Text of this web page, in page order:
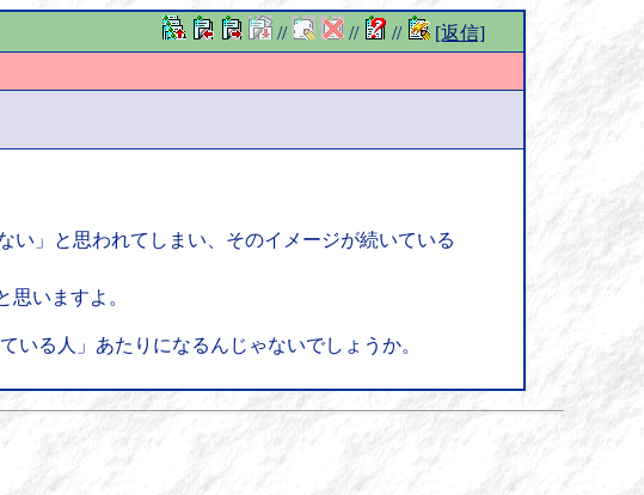
// // // [返信]
」と思われてしまい、そのイメージが続いている
いますよ。
いる人」あたりになるんじゃないでしょうか。